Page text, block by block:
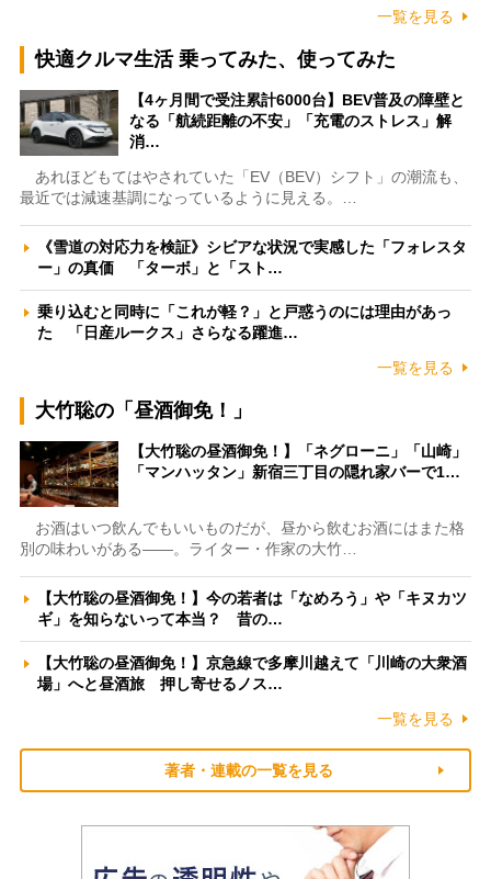
一覧を見る
快適クルマ生活 乗ってみた、使ってみた
【4ヶ月間で受注累計6000台】BEV普及の障壁と
なる「航続距離の不安」「充電のストレス」解
消…
あれほどもてはやされていた「EV（BEV）シフト」の潮流も、
最近では減速基調になっているように見える。…
《雪道の対応力を検証》シビアな状況で実感した「フォレスタ
ー」の真価 「ターボ」と「スト…
乗り込むと同時に「これが軽？」と戸惑うのには理由があっ
た 「日産ルークス」さらなる躍進…
一覧を見る
大竹聡の「昼酒御免！」
【大竹聡の昼酒御免！】「ネグローニ」「山崎」
「マンハッタン」新宿三丁目の隠れ家バーで1…
お酒はいつ飲んでもいいものだが、昼から飲むお酒にはまた格
別の味わいがある――。ライター・作家の大竹…
【大竹聡の昼酒御免！】今の若者は「なめろう」や「キヌカツ
ギ」を知らないって本当？ 昔の…
【大竹聡の昼酒御免！】京急線で多摩川越えて「川崎の大衆酒
場」へと昼酒旅 押し寄せるノス…
一覧を見る
著者・連載の一覧を見る